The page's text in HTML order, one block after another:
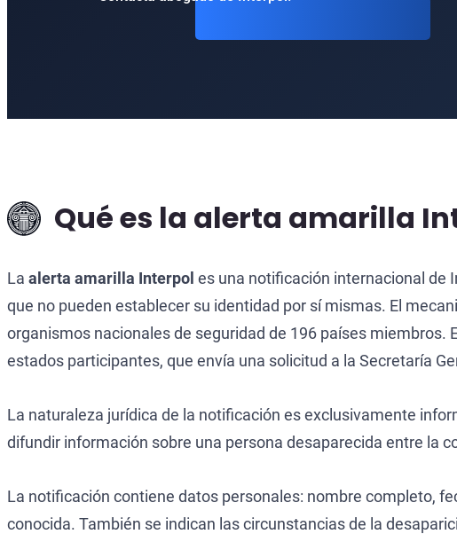
Qué es la alerta amarilla
La alerta amarilla Interpol es una notificación internacional de
que no pueden establecer su identidad por sí mismas. El
organismos nacionales de seguridad de 196 países miembros.
estados participantes, que envía una solicitud a la Secretaría
La naturaleza jurídica de la notificación es exclusivamente
difundir información sobre una persona desaparecida entre la
La notificación contiene datos personales: nombre completo,
conocida. También se indican las circunstancias de la